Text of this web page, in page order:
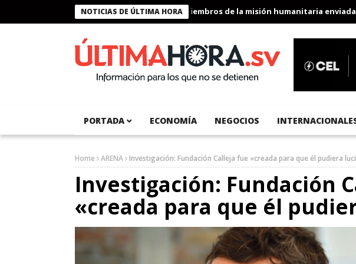
NOTICIAS DE ÚLTIMA HORA
Presidente Bukele condecora a miembros de la misión humanitaria enviada a
PORTADA ECONOMÍA NEGOCIOS
Home ARENA Investigación: Fundación Calleja fue «creada para que él pudiera
Investigación: Fundación
«creada para que él